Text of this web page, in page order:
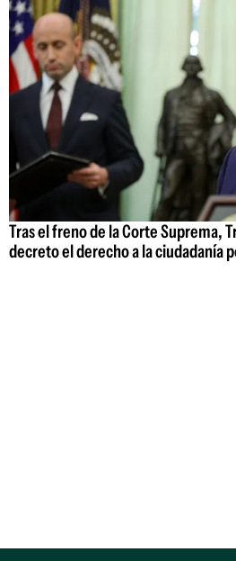
Tras el freno de la Corte Suprema,
decreto el derecho a la ciudadanía